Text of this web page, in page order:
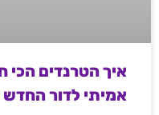
איך הטרנדים הכי
אמיתי לדור החדש